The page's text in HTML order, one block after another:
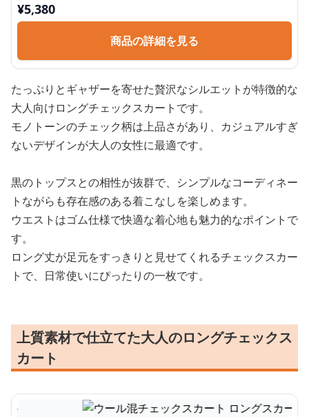
¥5,380
商品の詳細を見る
たっぷりとギャザーを寄せた贅沢なシルエットが特徴的な
大人向けロングチェックスカートです。
モノトーンのチェック柄は上品さがあり、カジュアルすぎ
ないデザインが大人の女性に最適です。
黒のトップスとの相性が抜群で、シンプルなコーディネー
トながらも存在感のある着こなしを楽しめます。
ウエストはゴム仕様で快適な着心地も魅力的なポイントで
す。
ロング丈が足元をすっきりと見せてくれるチェックスカー
トで、日常使いにぴったりの一枚です。
上質素材で仕立てた大人のロングチェックス
カート